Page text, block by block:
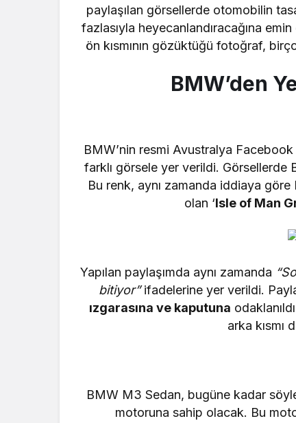
paylaşılan görsellerde otomobilin
fazlasıyla heyecanlandıracağına
ön kısmının gözüktüğü fotoğraf,
BMW’den
BMW’nin resmi Avustralya
farklı görsele yer verildi.
Bu renk, aynı zamanda iddiaya
olan ‘Isle of Man
Yapılan paylaşımda aynı zamanda “
bitiyor”ifadelerine yer verildi.
ızgarasına ve kaputuna
arka kısmı
BMW M3 Sedan, bugüne kadar
motoruna sahip olacak. Bu